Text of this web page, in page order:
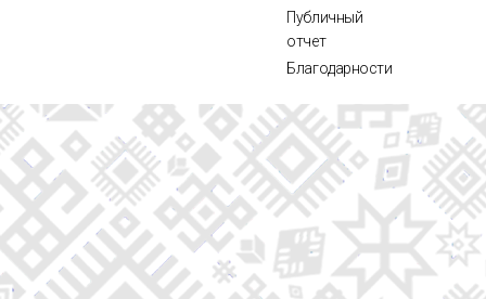
Публичный
отчет
Благодарности